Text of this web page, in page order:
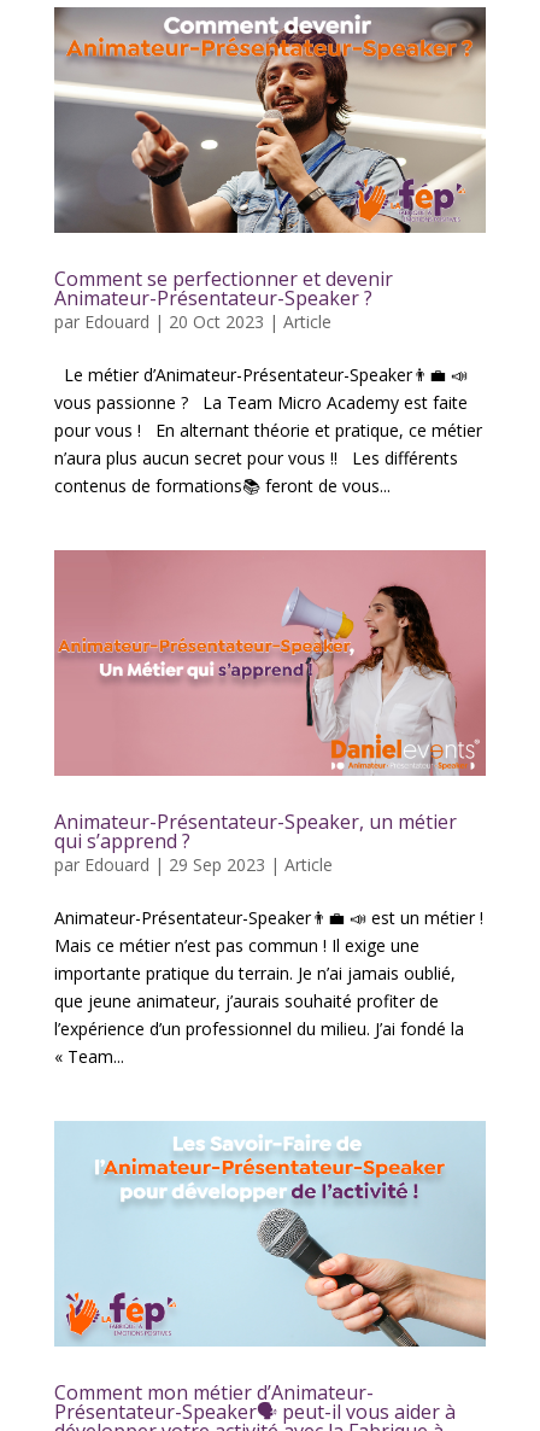
Comment se perfectionner et devenir
Animateur-Présentateur-Speaker ?
par Edouard | 20 Oct 2023 | Article
Le métier d’Animateur-Présentateur-Speaker👨‍💼 📣
vous passionne ? La Team Micro Academy est faite
pour vous ! En alternant théorie et pratique, ce métier
n’aura plus aucun secret pour vous !! Les différents
contenus de formations📚 feront de vous...
Animateur-Présentateur-Speaker, un métier
qui s’apprend ?
par Edouard | 29 Sep 2023 | Article
Animateur-Présentateur-Speaker👨‍💼 📣 est un métier !
Mais ce métier n’est pas commun ! Il exige une
importante pratique du terrain. Je n’ai jamais oublié,
que jeune animateur, j’aurais souhaité profiter de
l’expérience d’un professionnel du milieu. J’ai fondé la
« Team...
Comment mon métier d’Animateur-
Présentateur-Speaker🗣️ peut-il vous aider à